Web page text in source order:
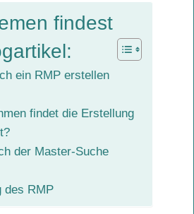
findest
ein RMP erstellen
findet die Erstellung
der Master-Suche
des RMP